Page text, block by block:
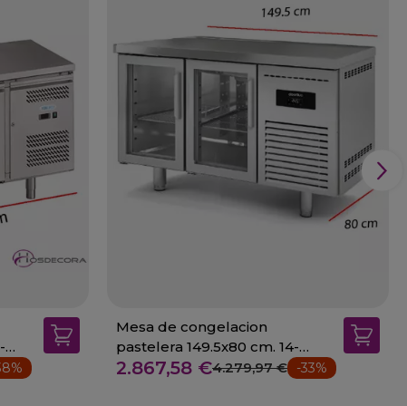
Mesa de congelacion
pastelera 149.5x80 cm. 14-
MPCV-150
2.867,58 €4.279,97 € -33%